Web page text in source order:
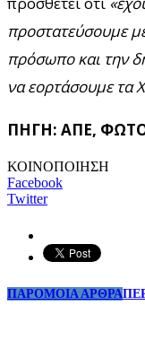
προστατεύσουμε
πρόσωπο και την
να εορτάσουμε τα
ΠΗΓΗ: ΑΠΕ, ΦΩΤΟ
ΚΟΙΝΟΠΟΙΗΣΗ
Facebook
Twitter
ΠΑΡΟΜΟΙΑ ΑΡΘΡΑ